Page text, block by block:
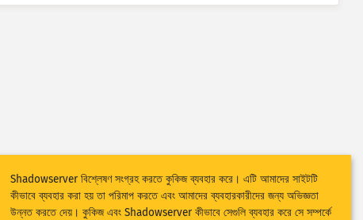
Shadowserver বিশ্লেষণ সংগ্রহ করতে কুকিজ ব্যবহার করে। এটি আমাদের সাইটটি
কীভাবে ব্যবহার করা হয় তা পরিমাপ করতে এবং আমাদের ব্যবহারকারীদের জন্য অভিজ্ঞতা
উন্নত করতে দেয়। কুকিজ এবং Shadowserver কীভাবে সেগুলি ব্যবহার করে সে সম্পর্কে